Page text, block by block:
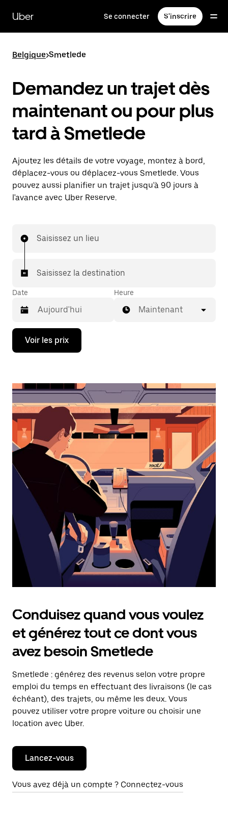
contenu
principal
Uber Se connecter S'inscrire
Belgique>Smetlede
Demandez un trajet dès
maintenant ou pour plus
tard à Smetlede
Ajoutez les détails de votre voyage, montez à bord,
déplacez-vous ou déplacez-vous Smetlede. Vous
pouvez aussi planifier un trajet jusqu'à 90 jours à
l'avance avec Uber Reserve.
Saisissez un lieu
Saisissez la destination
Date
Appuyez
la
bas
ouvrir
le
calendrier
sélectionner
une
date.
Appuyez
sur
touche
pour
fermer
le
calendrier.
Heure
Maintenant
Voir les prix
Conduisez quand vous voulez
et générez tout ce dont vous
avez besoin Smetlede
Smetlede : générez des revenus selon votre propre
emploi du temps en effectuant des livraisons (le cas
échéant), des trajets, ou même les deux. Vous
pouvez utiliser votre propre voiture ou choisir une
location avec Uber.
Lancez-vous
Vous avez déjà un compte ? Connectez-vous